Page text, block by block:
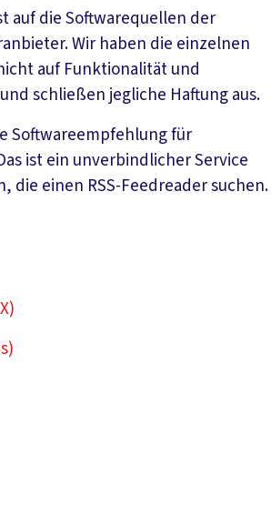
auf die Softwarequellen der
Wir haben die einzelnen
auf Funktionalität und
schließen jegliche Haftung aus.
Softwareempfehlung für
ist ein unverbindlicher Service
die einen RSS-Feedreader suchen.